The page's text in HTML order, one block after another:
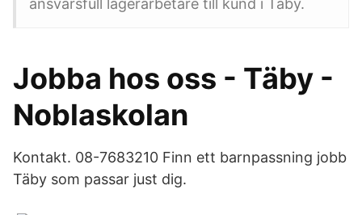
ansvarsfull lagerarbetare till kund i Täby.
Jobba hos oss - Täby -
Noblaskolan
Kontakt. 08-7683210 Finn ett barnpassning jobb
Täby som passar just dig.